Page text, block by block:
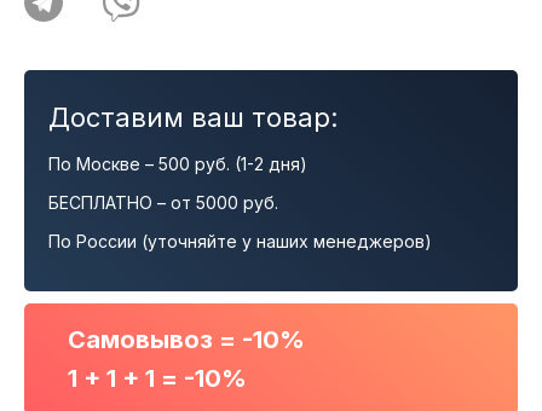
Доставим ваш товар:
По Москве – 500 руб. (1-2 дня)
БЕСПЛАТНО – от 5000 руб.
По России (уточняйте у наших менеджеров)
Самовывоз = -10%
1 + 1 + 1 = -10%